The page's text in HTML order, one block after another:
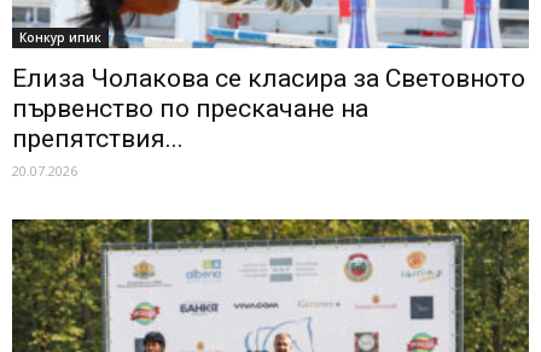
Конкур ипик
Eлиза Чолакова се класира за Световното
първенство по прескачане на
препятствия...
20.07.2026